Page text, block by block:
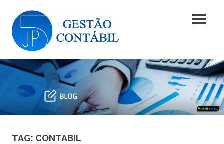
content
JP5
Gestão
Contábil
|
Gestão
Contábil
TAG: CONTABIL